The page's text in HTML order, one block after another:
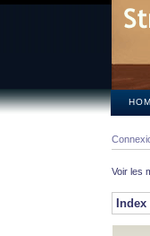
Voir les